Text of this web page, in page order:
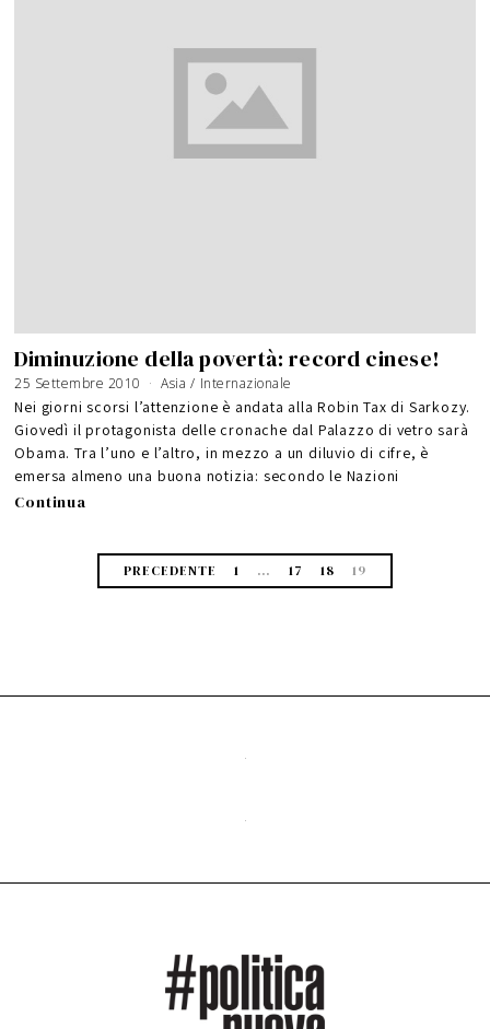
Diminuzione della povertà: record cinese!
25 Settembre 2010
i
u
n
2
0
1
6
Asia / Internazionale
Nei giorni scorsi l’attenzione è andata alla Robin Tax di Sarkozy.
Giovedì il protagonista delle cronache dal Palazzo di vetro sarà
Obama. Tra l’uno e l’altro, in mezzo a un diluvio di cifre, è
emersa almeno una buona notizia: secondo le Nazioni
Continua
PRECEDENTE 1 … 17 18 19